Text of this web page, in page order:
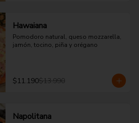
Hawaiana
Pomodoro natural, queso mozzarella,
jamón, tocino, piña y orégano
$11.190$13.990
Napolitana